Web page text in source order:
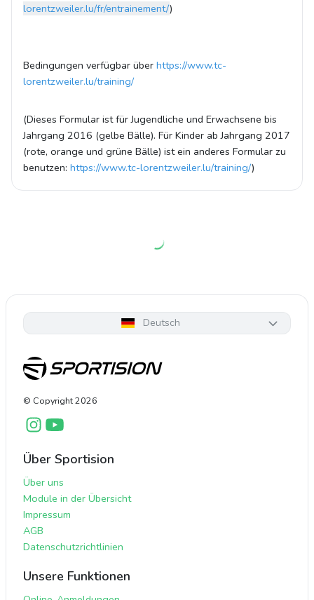
lorentzweiler.lu/fr/entrainement/)
Bedingungen verfügbar über https://www.tc-
lorentzweiler.lu/training/
(Dieses Formular ist für Jugendliche und Erwachsene bis
Jahrgang 2016 (gelbe Bälle). Für Kinder ab Jahrgang 2017
(rote, orange und grüne Bälle) ist ein anderes Formular zu
benutzen: https://www.tc-lorentzweiler.lu/training/)
Deutsch
© Copyright2026
Über Sportision
Über uns
Module in der Übersicht
Impressum
AGB
Datenschutzrichtlinien
Unsere Funktionen